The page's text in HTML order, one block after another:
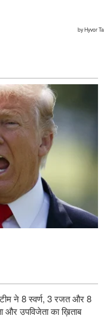
बग़दाद में इराक़ के बैत अल-
मसूद पेज़ेश्कियान
ने 8 स्वर्ण, 3 रजत और 8
और उपविजेता का ख़िताब